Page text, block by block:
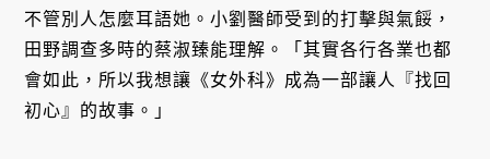
不管別人怎麼耳語她。小劉醫師受到的打擊與氣餒，
田野調查多時的蔡淑臻能理解。「其實各行各業也都
會如此，所以我想讓《女外科》成為一部讓人『找回
初心』的故事。」